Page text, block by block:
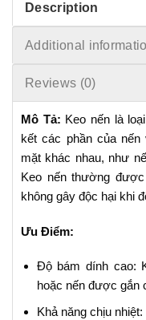
Description
Additional
Reviews (0)
Mô Tả: Keo nến là
kết các phần của
mặt khác nhau, như
Keo nến thường
không gây độc hại khi
Ưu Điểm:
Độ bám dính cao:
hoặc nến được gắn
Khả năng chịu